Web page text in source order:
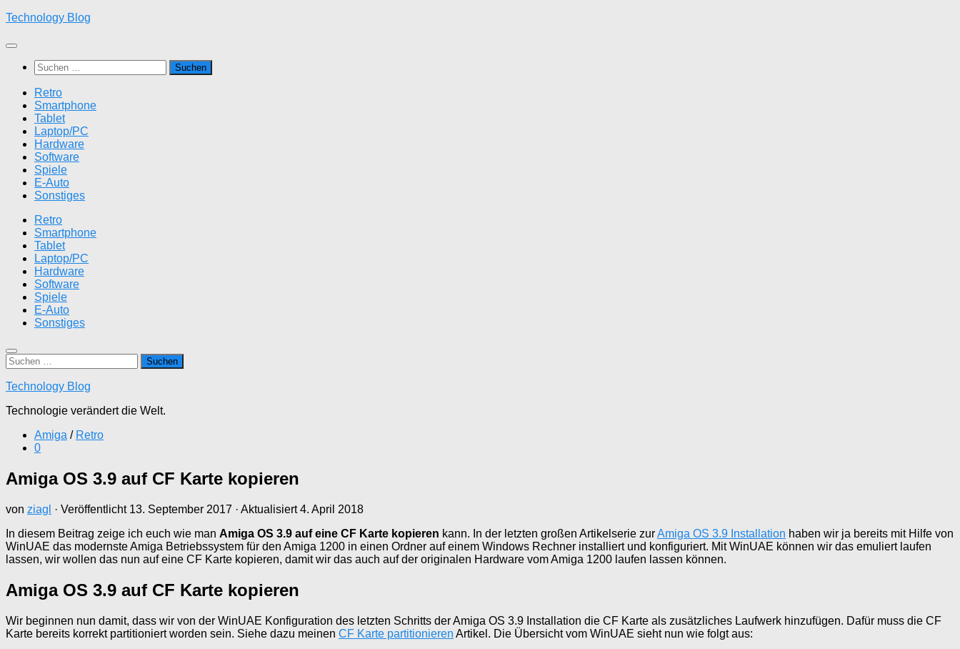
Zum
springen
Technology Blog
Suchen
nach:
Retro
Smartphone
Tablet
Laptop/PC
Hardware
Software
Spiele
E-Auto
Sonstiges
Retro
Smartphone
Tablet
Laptop/PC
Hardware
Software
Spiele
E-Auto
Sonstiges
Suchen
nach:
Technology Blog
Technologie verändert die Welt.
Amiga / Retro
0
Amiga OS 3.9 auf CF Karte kopieren
von ziagl · Veröffentlicht 13. September 2017 · Aktualisiert4. April 2018
In diesem Beitrag zeige ich euch wie man Amiga OS 3.9 auf eine CF Karte kopieren kann. In der letzten großen Artikelserie zurAmiga OS 3.9 Installation haben wir ja bereits mit Hilfe von
WinUAE das modernste Amiga Betriebssystem für den Amiga 1200 in einen Ordner auf einem Windows Rechner installiert und konfiguriert. Mit WinUAE können wir das emuliert laufen
lassen, wir wollen das nun auf eine CF Karte kopieren, damit wir das auch auf der originalen Hardware vom Amiga 1200 laufen lassen können.
Amiga OS 3.9 auf CF Karte kopieren
Wir beginnen nun damit, dass wir von der WinUAE Konfiguration des letzten Schritts der Amiga OS 3.9 Installation die CF Karte als zusätzliches Laufwerk hinzufügen. Dafür muss die CF
Karte bereits korrekt partitioniert worden sein. Siehe dazu meinen CF Karte partitionieren Artikel. Die Übersicht vom WinUAE sieht nun wie folgt aus: